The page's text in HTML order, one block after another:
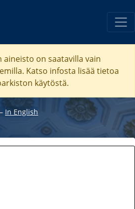
aineisto on saatavilla vain
Katso infosta lisää tietoa
käytöstä.
In English